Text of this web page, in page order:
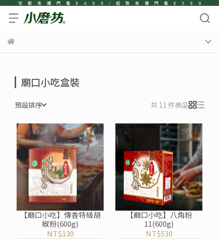
廟口小吃盒裝
預設排序 共 11 件商品
【廟口小吃】傳香特級胡
椒粉(600g)
NT$130
【廟口小吃】八角粉
11(600g)
NT$530